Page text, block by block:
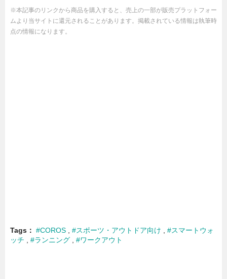
※本記事のリンクから商品を購入すると、売上の一部が販売プラットフォー
ムより当サイトに還元されることがあります。掲載されている情報は執筆時
点の情報になります。
Tags #COROS #スポーツ・アウトドア向け
#スマートウォ
ッチ
#ランニング #ワークアウト